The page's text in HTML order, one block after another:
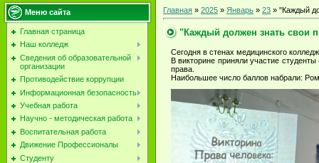
Меню сайта
Главная страница
Наш колледж
Сведения об образовательной
организации
Противодействие коррупции
Информационная безопасность
Учебная работа
Научно - методическая работа
Воспитательная работа
Движение Профессионалы
Студенту
Главная » 2025 » Январь » 23 » "Каждый
"Каждый должен знать свои
Сегодня в стенах медицинского
В викторине приняли участие
права.
Наибольшее число баллов набрали: